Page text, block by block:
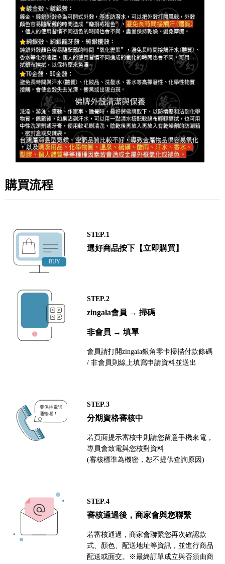
購買流程
STEP.1
選好商品按下【立即購買】
STEP.2
zingala會員 → 掃碼
非會員 → 填單
會員請打開zingala銀角零卡掃描付款條碼
/ 非會員則線上填寫申請資料並送出
STEP.3
分期資格審核中
若頁面提示審核中則請您留意手機來電，
專員會致電與您核對資料
(審核標準為機密，恕不提供查詢原因)
STEP.4
審核通過後，商家會與您聯繫
若審核通過，商家會聯繫您再次確認款
式、顏色、配送地址等資訊，並進行商品
配送或面交。※最終訂單成立與否須由商